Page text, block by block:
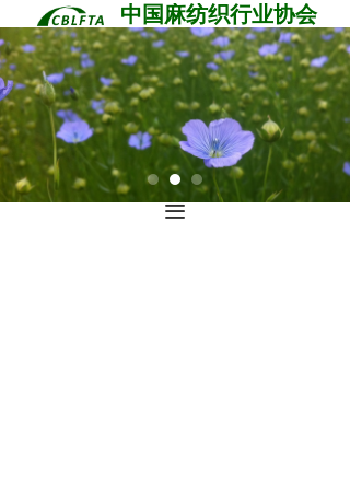
中国麻纺织行业协会
끀